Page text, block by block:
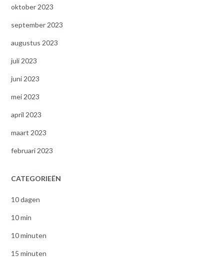
oktober 2023
september 2023
augustus 2023
juli 2023
juni 2023
mei 2023
april 2023
maart 2023
februari 2023
CATEGORIEËN
10 dagen
10 min
10 minuten
15 minuten